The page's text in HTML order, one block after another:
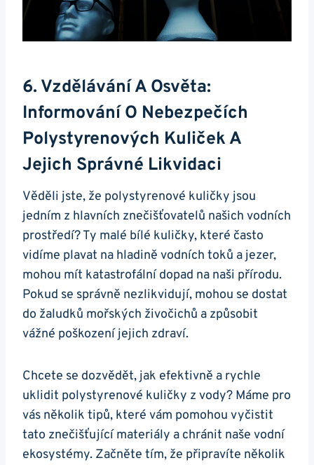
6. Vzdělávání A Osvěta:
Informování O Nebezpečích
Polystyrenových Kuliček A
Jejich Správné Likvidaci
Věděli jste, že polystyrenové kuličky jsou
jedním z hlavních znečišťovatelů našich vodních
prostředí? Ty malé bílé kuličky, které často
vidíme plavat na hladině vodních toků a jezer,
mohou mít katastrofální dopad na naši přírodu.
Pokud se správně nezlikvidují, mohou se dostat
do žaludků mořských živočichů a způsobit
vážné poškození jejich zdraví.
Chcete se dozvědět, jak efektivně a rychle
uklidit polystyrenové kuličky z vody? Máme pro
vás několik tipů, které vám pomohou vyčistit
tato znečišťující materiály a chránit naše vodní
ekosystémy. Začněte tím, že připravíte několik